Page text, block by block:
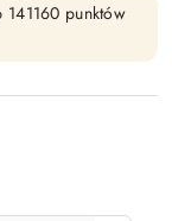
141160 punktów